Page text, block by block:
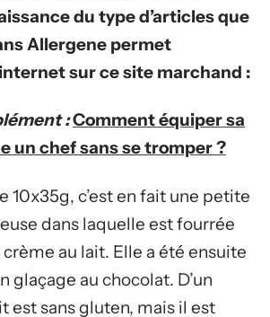
du type d’articles que
Allergene permet
sur ce site marchand :
:Comment équiper sa
un chef sans se tromper ?
10x35g, c’est en fait une petite
dans laquelle est fourrée
au lait. Elle a été ensuite
glaçage au chocolat. D’un
est sans gluten, mais il est